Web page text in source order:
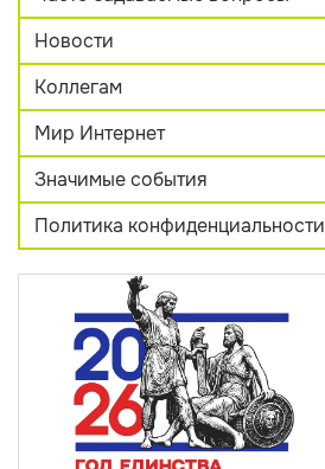
Новости
Коллегам
Мир Интернет
Значимые события
Политика конфиденциальности